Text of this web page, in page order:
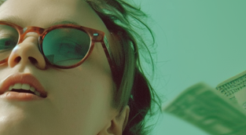
REKLAMA
je důležité věnovat velkou
se tváří jako odborníci, ale jejich
pro váš finanční blahobyt. V
napoví, že někdo radí špatně v oblasti